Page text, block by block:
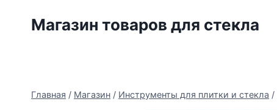
Магазин товаров для стекла
Главная / Магазин / Инструменты для плитки и стекла /